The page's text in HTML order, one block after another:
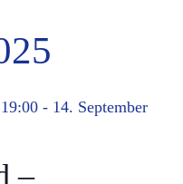
–
- 14. September